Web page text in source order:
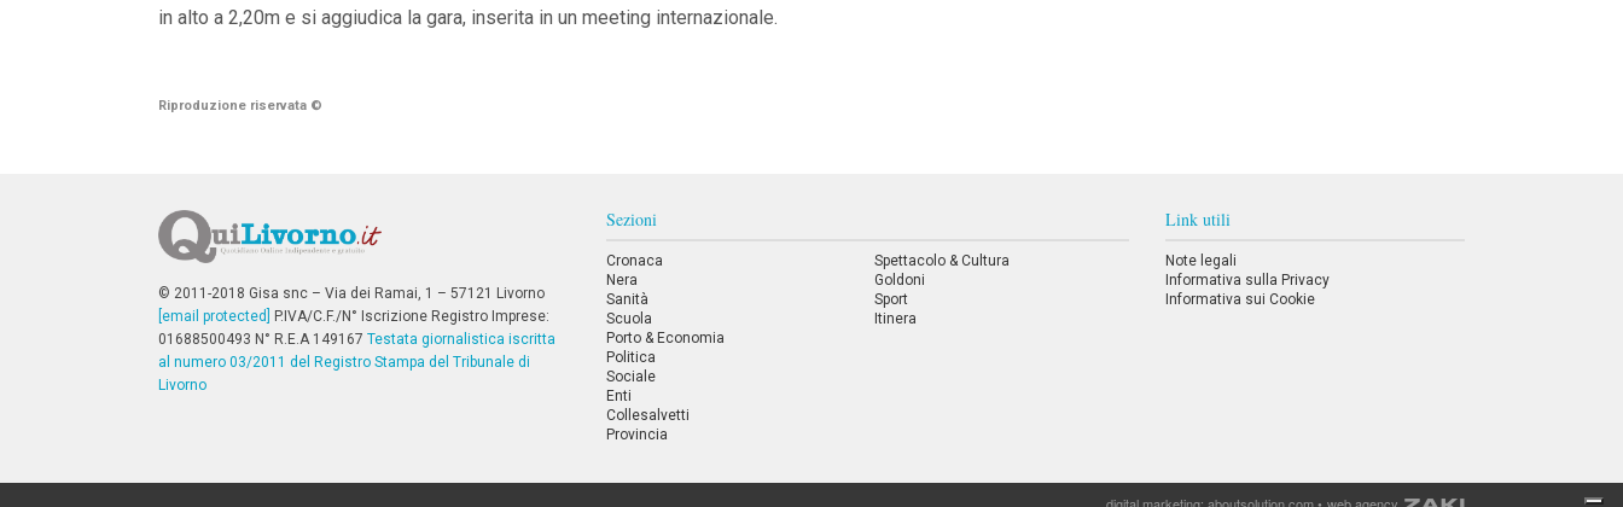
i
n
in alto a 2,20m e si aggiudica la gara, inserita in un meeting internazionale.
Riproduzione riservata ©
© 2011-2018 Gisa snc – Via dei Ramai, 1 – 57121 Livorno
[email protected]
P.IVA/C.F./N° Iscrizione Registro Imprese:
01688500493 N° R.E.A 149167Testata giornalistica iscritta
al numero 03/2011 del Registro Stampa del Tribunale di
Livorno
Sezioni
Cronaca
Nera
Sanità
Scuola
Porto & Economia
Politica
Sociale
Enti
Collesalvetti
Provincia
Spettacolo & Cultura
Goldoni
Sport
Itinera
Link utili
Note legali
Informativa sulla Privacy
Informativa sui Cookie